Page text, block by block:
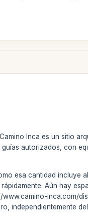
Inca es un sitio
autorizados, con
esa cantidad incluye
Aún hay
inca.com/
independientemente